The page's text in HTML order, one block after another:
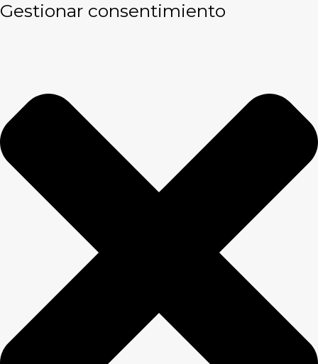
Gestionar consentimiento